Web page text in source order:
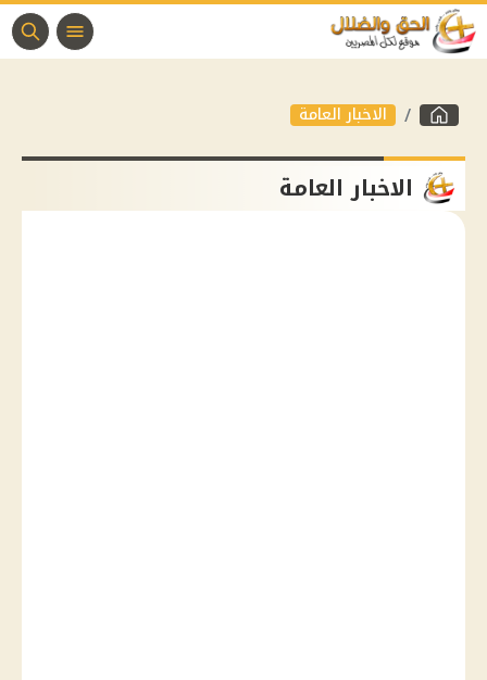
الاخبار العامة
الاخبار العامة